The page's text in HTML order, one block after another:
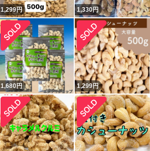
1,299円 1,330円
1,680円 1,299円